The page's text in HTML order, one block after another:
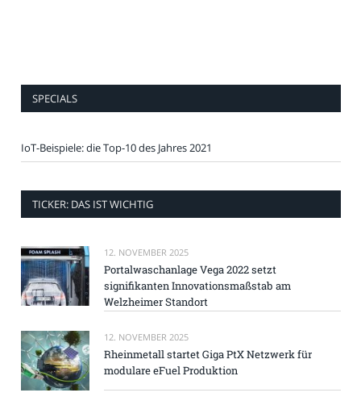
SPECIALS
IoT-Beispiele: die Top-10 des Jahres 2021
TICKER: DAS IST WICHTIG
12. NOVEMBER 2025
Portalwaschanlage Vega 2022 setzt
signifikanten Innovationsmaßstab am
Welzheimer Standort
12. NOVEMBER 2025
Rheinmetall startet Giga PtX Netzwerk für
modulare eFuel Produktion